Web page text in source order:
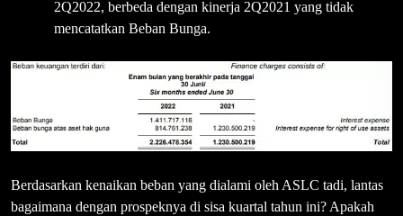
2Q2022, berbeda dengan kinerja 2Q2021 yang tidak
mencatatkan Beban Bunga.
Berdasarkan kenaikan beban yang dialami oleh ASLC tadi, lantas
bagaimana dengan prospeknya di sisa kuartal tahun ini? Apakah